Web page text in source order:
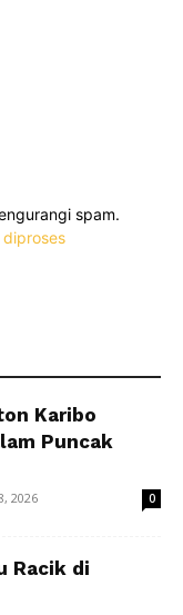
spam.
Karibo
Puncak
2026 0
Racik di